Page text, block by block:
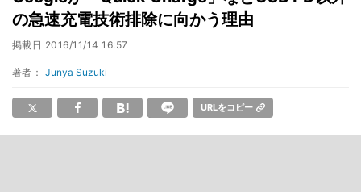
の急速充電技術排除に向かう理由
掲載日 2016/11/14 16:57
著者： Junya Suzuki
URLをコピー